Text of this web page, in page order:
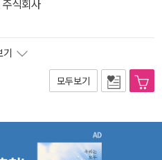
식회사
모두보기